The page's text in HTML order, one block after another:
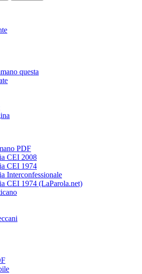
questa
PDF
CEI 2008
CEI 1974
Interconfessionale
CEI 1974 (LaParola.net)